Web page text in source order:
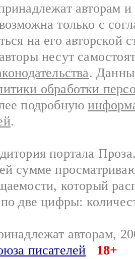
авторам
только с
на его авторской
несут
.
обработки
подробную
.
портала
сумме
который
две цифры:
авторам,
писателей
18+